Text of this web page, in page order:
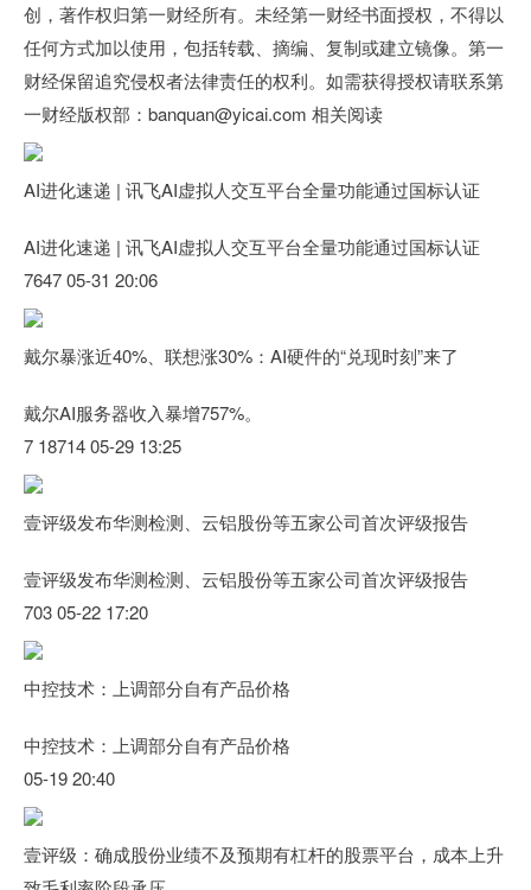
创，著作权归第一财经所有。未经第一财经书面授权，不得以
任何方式加以使用，包括转载、摘编、复制或建立镜像。第一
财经保留追究侵权者法律责任的权利。如需获得授权请联系第
一财经版权部：banquan@yicai.com 相关阅读
AI进化速递 | 讯飞AI虚拟人交互平台全量功能通过国标认证
AI进化速递 | 讯飞AI虚拟人交互平台全量功能通过国标认证
7647 05-31 20:06
戴尔暴涨近40%、联想涨30%：AI硬件的“兑现时刻”来了
戴尔AI服务器收入暴增757%。
7 18714 05-29 13:25
壹评级发布华测检测、云铝股份等五家公司首次评级报告
壹评级发布华测检测、云铝股份等五家公司首次评级报告
703 05-22 17:20
中控技术：上调部分自有产品价格
中控技术：上调部分自有产品价格
05-19 20:40
壹评级：确成股份业绩不及预期有杠杆的股票平台，成本上升